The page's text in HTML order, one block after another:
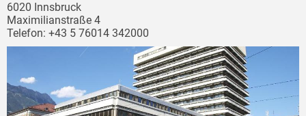
6020 Innsbruck
Maximilianstraße 4
Telefon: +43 5 76014 342000